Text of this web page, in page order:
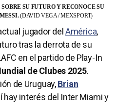
SU FUTURO Y RECONOCE SU
(DAVID VEGA / MEXSPORT)
jugador del América,
tras la derrota de su
en el partido de Play-In
de Clubes 2025.
de Uruguay,Brian
hay interés del Inter Miami y